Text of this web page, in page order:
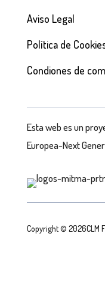
Aviso Legal
Política de
Condiones de
Esta web es un
Europea-Next
Copyright © 2026CLM